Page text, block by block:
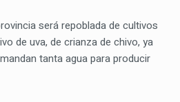
será repoblada de cultivos
de uva, de crianza de chivo, ya
tanta agua para producir